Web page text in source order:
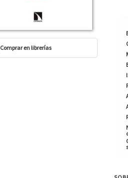
Comprar en librerías